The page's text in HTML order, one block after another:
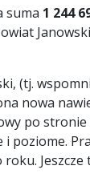
suma 1 244
(tj.
nowa
po
poziome.
Jeszcze